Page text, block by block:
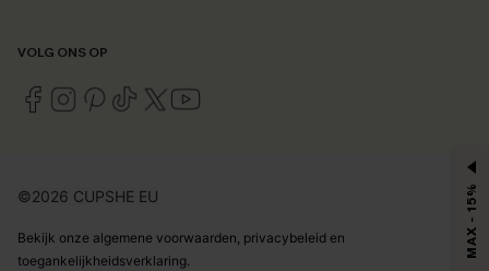
VOLG ONS OP
©2026 CUPSHE EU
Bekijk onze algemene voorwaarden privacybeleid en
toegankelijkheidsverklaring
MAX - 15%